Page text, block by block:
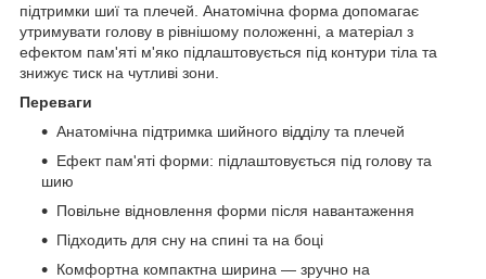
підтримки шиї та плечей. Анатомічна форма допомагає
утримувати голову в рівнішому положенні, а матеріал з
ефектом пам'яті м'яко підлаштовується під контури тіла та
знижує тиск на чутливі зони.
Переваги
Анатомічна підтримка шийного відділу та плечей
Ефект пам'яті форми: підлаштовується під голову та
шию
Повільне відновлення форми після навантаження
Підходить для сну на спині та на боці
Комфортна компактна ширина — зручно на